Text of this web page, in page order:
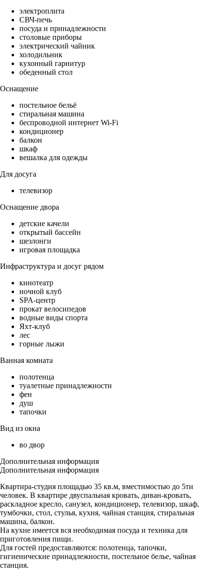
электроплита
СВЧ-печь
посуда и принадлежности
столовые приборы
электрический чайник
холодильник
кухонный гарнитур
обеденный стол
Оснащение
постельное бельё
стиральная машина
беспроводной интернет Wi-Fi
кондиционер
балкон
шкаф
вешалка для одежды
Для досуга
телевизор
Оснащение двора
детские качели
открытый бассейн
шезлонги
игровая площадка
Инфраструктура и досуг рядом
кинотеатр
ночной клуб
SPA-центр
прокат велосипедов
водные виды спорта
Яхт-клуб
лес
горные лыжи
Ванная комната
полотенца
туалетные принадлежности
фен
душ
тапочки
Вид из окна
во двор
Дополнительная информация
Дополнительная информация
Квартира-студия площадью 35 кв.м, вместимостью до 5ти
человек. В квартире двуспальная кровать, диван-кровать,
раскладное кресло, санузел, кондиционер, телевизор, шкаф,
тумбочки, стол, стулья, кухня, чайная станция, стиральная
машина, балкон.
На кухне имеется вся необходимая посуда и техника для
приготовления пищи.
Для гостей предоставляются: полотенца, тапочки,
гигиенические принадлежности, постельное белье, чайная
станция.